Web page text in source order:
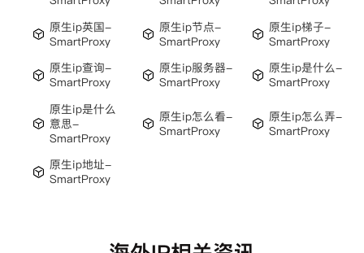
原生ip英国-
SmartProxy
原生ip节点-
SmartProxy
原生ip梯子-
SmartProxy
原生ip查询-
SmartProxy
原生ip服务器-
SmartProxy
原生ip是什么-
SmartProxy
原生ip是什么
意思-
SmartProxy
原生ip怎么看-
SmartProxy
原生ip怎么弄-
SmartProxy
原生ip地址-
SmartProxy